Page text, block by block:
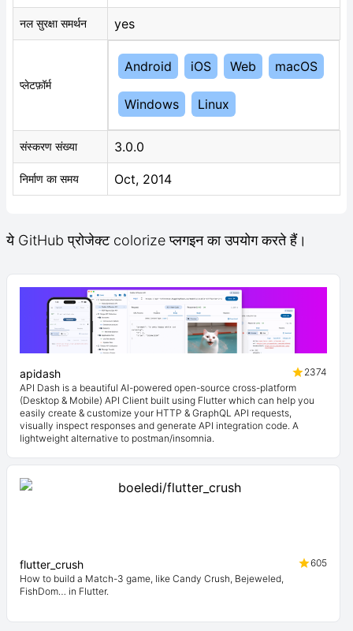
नल सुरक्षा समर्थन yes
प्लेटफ़ॉर्म
Android iOS Web macOS
Windows Linux
संस्करण संख्या 3.0.0
निर्माण का समय Oct, 2014
ये GitHub प्रोजेक्ट colorize प्लगइन का उपयोग करते हैं।
apidash
2374
API Dash is a beautiful AI-powered open-source cross-platform
(Desktop & Mobile) API Client built using Flutter which can help you
easily create & customize your HTTP & GraphQL API requests,
visually inspect responses and generate API integration code. A
lightweight alternative to postman/insomnia.
flutter_crush
605
How to build a Match-3 game, like Candy Crush, Bejeweled,
FishDom… in Flutter.